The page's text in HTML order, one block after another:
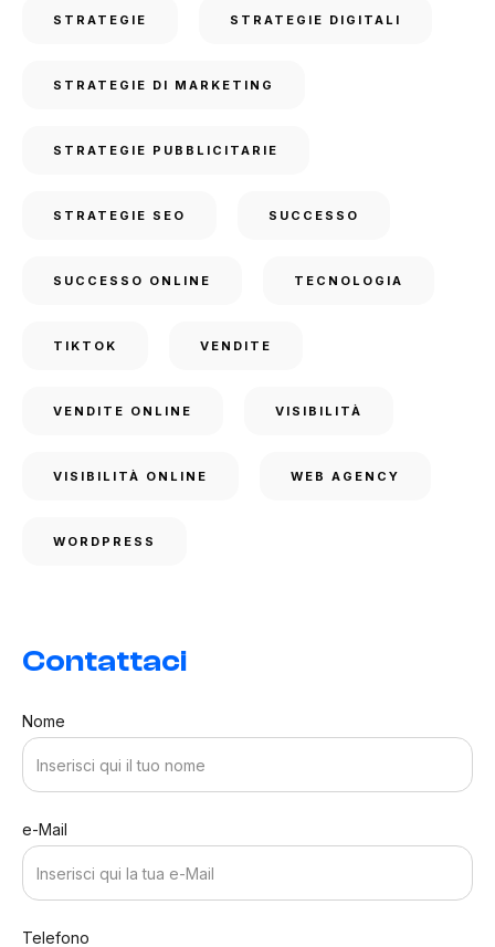
STRATEGIE STRATEGIE DIGITALI
STRATEGIE DI MARKETING
STRATEGIE PUBBLICITARIE
STRATEGIE SEO SUCCESSO
SUCCESSO ONLINE TECNOLOGIA
TIKTOK VENDITE
VENDITE ONLINE VISIBILITÀ
VISIBILITÀ ONLINE WEB AGENCY
WORDPRESS
Contattaci
Nome
e-Mail
Telefono